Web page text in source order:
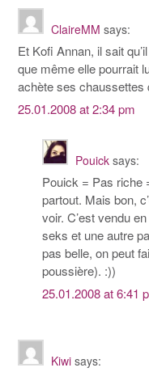
ClaireMM says:
Et Kofi Annan, il sait
que même elle pourrait
achète ses
25.01.2008 at 2:34 pm
Pouick says:
Pouick = Pas riche
partout. Mais bon,
voir. C’est vendu
seks et une autre
pas belle, on peut
poussière). :))
25.01.2008 at 6:41
Kiwi says: